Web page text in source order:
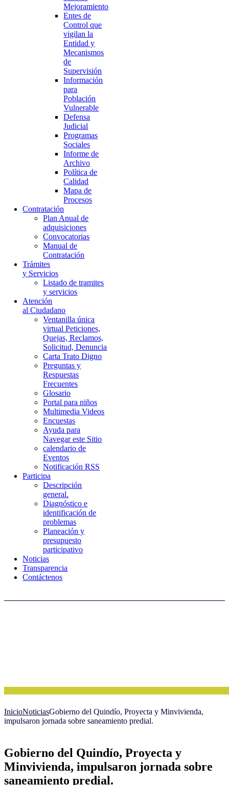
Mejoramiento
Entes de
Control que
vigilan la
Entidad y
Mecanismos
de
Supervisión
Información
para
Población
Vulnerable
Defensa
Judicial
Programas
Sociales
Informe de
Archivo
Política de
Calidad
Mapa de
Procesos
Contratación
Plan Anual de
adquisiciones
Convocatorias
Manual de
Contratación
Trámites
y Servicios
Listado de tramites
y servicios
Atención
al Ciudadano
Ventanilla única
virtual Peticiones,
Quejas, Reclamos,
Solicitud, Denuncia
Carta Trato Digno
Preguntas y
Respuestas
Frecuentes
Glosario
Portal para niños
Multimedia Videos
Encuestas
Ayuda para
Navegar este Sitio
calendario de
Eventos
Notificación RSS
Participa
Descripción
general.
Diagnóstico e
identificación de
problemas
Planeación y
presupuesto
participativo
Noticias
Transparencia
Contáctenos
InicioNoticiasGobierno del Quindío, Proyecta y Minvivienda,
impulsaron jornada sobre saneamiento predial.
Gobierno del Quindío, Proyecta y
Minvivienda, impulsaron jornada sobre
saneamiento predial.